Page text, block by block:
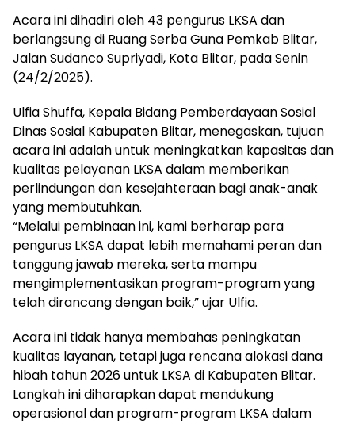
Acara ini dihadiri oleh 43 pengurus LKSA dan
berlangsung di Ruang Serba Guna Pemkab Blitar,
Jalan Sudanco Supriyadi, Kota Blitar, pada Senin
(24/2/2025).
Ulfia Shuffa, Kepala Bidang Pemberdayaan Sosial
Dinas Sosial Kabupaten Blitar, menegaskan, tujuan
acara ini adalah untuk meningkatkan kapasitas dan
kualitas pelayanan LKSA dalam memberikan
perlindungan dan kesejahteraan bagi anak-anak
yang membutuhkan.
“Melalui pembinaan ini, kami berharap para
pengurus LKSA dapat lebih memahami peran dan
tanggung jawab mereka, serta mampu
mengimplementasikan program-program yang
telah dirancang dengan baik,” ujar Ulfia.
Acara ini tidak hanya membahas peningkatan
kualitas layanan, tetapi juga rencana alokasi dana
hibah tahun 2026 untuk LKSA di Kabupaten Blitar.
Langkah ini diharapkan dapat mendukung
operasional dan program-program LKSA dalam